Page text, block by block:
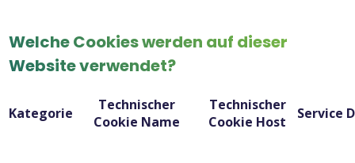
Welche Cookies werden auf dieser
Website verwendet?
Kategorie
Technischer
Cookie Name
Technischer
Cookie Host
Service